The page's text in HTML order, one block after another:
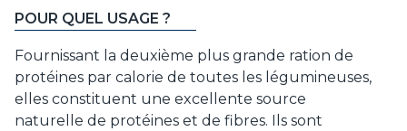
POUR QUEL USAGE ?
Fournissant la deuxième plus grande ration de
protéines par calorie de toutes les légumineuses,
elles constituent une excellente source
naturelle de protéines et de fibres. Ils sont